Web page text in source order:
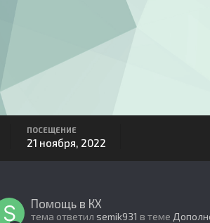
ПОСЕЩЕНИЕ
21 ноября, 2022
Помощь в КХ
тема ответил semik931 в теме